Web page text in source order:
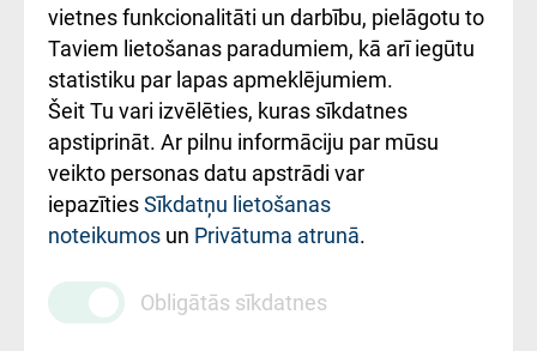
Rēķinu apmaksas
ceļvedis
Rekvizīti un
ārstniecības
iestādes kods
010000234
Maksas
pakalpojumu
vietnes funkcionalitāti un darbību, pielāgotu to
Taviem lietošanas paradumiem, kā arī iegūtu
statistiku par lapas apmeklējumiem.
Šeit Tu vari izvēlēties, kuras sīkdatnes
apstiprināt. Ar pilnu informāciju par mūsu
veikto personas datu apstrādi var
iepazītiesSīkdatņu lietošanas
noteikumos un Privātuma atrunā.
Obligātās sīkdatnes